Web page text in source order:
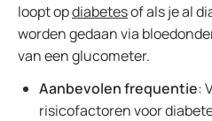
loopt opdiabetesof als je al
worden gedaan via
van een glucometer.
Aanbevolen frequentie:
risicofactoren voor